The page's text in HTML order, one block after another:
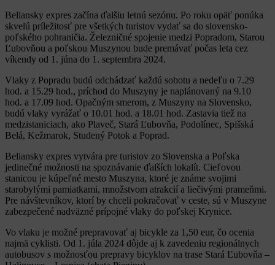
Beliansky expres začína ďalšiu letnú sezónu. Po roku opäť ponúka
skvelú príležitosť pre všetkých turistov vydať sa do slovensko-
poľského pohraničia. Železničné spojenie medzi Popradom, Starou
Ľubovňou a poľskou Muszynou bude premávať počas leta cez
víkendy od 1. júna do 1. septembra 2024.
Vlaky z Popradu budú odchádzať každú sobotu a nedeľu o 7.29
hod. a 15.29 hod., príchod do Muszyny je naplánovaný na 9.10
hod. a 17.09 hod. Opačným smerom, z Muszyny na Slovensko,
budú vlaky vyrážať o 10.01 hod. a 18.01 hod. Zastavia tiež na
medzistaniciach, ako Plaveč, Stará Ľubovňa, Podolínec, Spišská
Belá, Kežmarok, Studený Potok a Poprad.
Beliansky expres vytvára pre turistov zo Slovenska a Poľska
jedinečné možnosti na spoznávanie ďalších lokalít. Cieľovou
stanicou je kúpeľné mesto Muszyna, ktoré je známe svojimi
starobylými pamiatkami, množstvom atrakcií a liečivými prameňmi.
Pre návštevníkov, ktorí by chceli pokračovať v ceste, sú v Muszyne
zabezpečené nadväzné prípojné vlaky do poľskej Krynice.
Vo vlaku je možné prepravovať aj bicykle za 1,50 eur, čo ocenia
najmä cyklisti. Od 1. júla 2024 dôjde aj k zavedeniu regionálnych
autobusov s možnosťou prepravy bicyklov na trase Stará Ľubovňa –